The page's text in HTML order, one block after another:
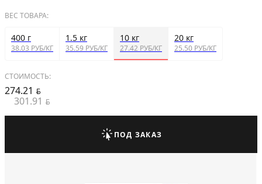
ВЕС ТОВАРА:
400 г
38.03 РУБ/КГ
1.5 кг
35.59 РУБ/КГ
10 кг
27.42 РУБ/КГ
20 кг
25.50 РУБ/КГ
СТОИМОСТЬ:
274.21 BYN
301.91 BYN
ПОД ЗАКАЗ